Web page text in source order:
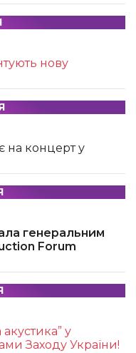
нову
на концерт у
генеральним
Forum
у
Заходу України!